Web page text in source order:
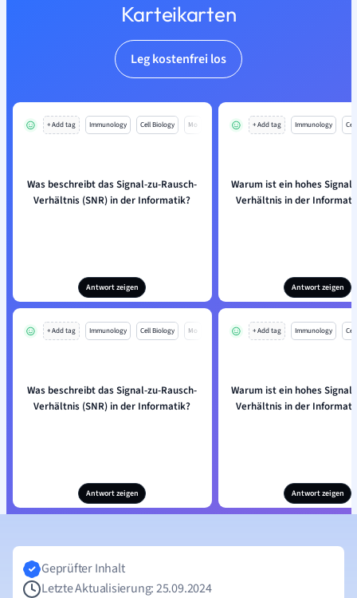
Karteikarten
Leg kostenfrei los
+ Add tag Immunology Cell Biology Mo
Was beschreibt das Signal-zu-Rausch-
Verhältnis (SNR) in der Informatik?
Antwort zeigen
+ Add tag Immunology
Warum ist ein hohes
Verhältnis in der
Antwort zeigen
+ Add tag Immunology Cell Biology Mo
Was beschreibt das Signal-zu-Rausch-
Verhältnis (SNR) in der Informatik?
Antwort zeigen
+ Add tag Immunology
Warum ist ein hohes
Verhältnis in der
Antwort zeigen
Geprüfter Inhalt
Letzte Aktualisierung: 25.09.2024